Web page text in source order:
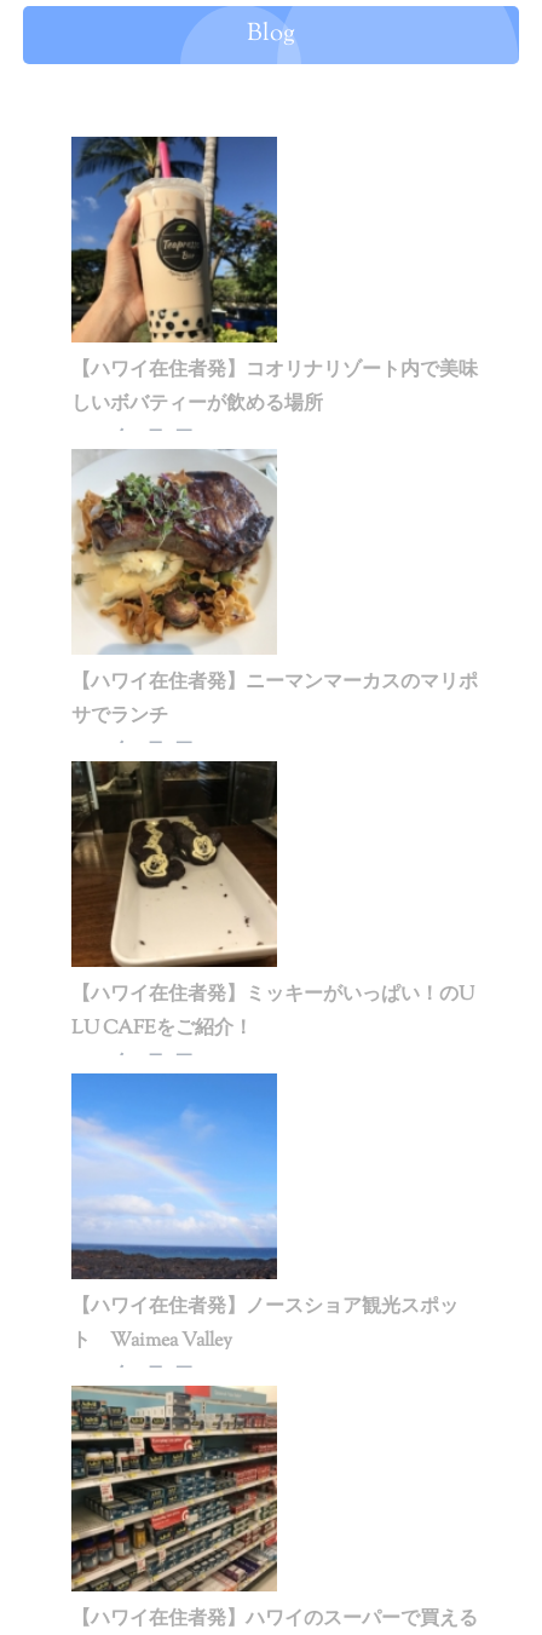
Blog
【ハワイ在住者発】コオリナリゾート内で美味
しいボバティーが飲める場所
2020年1月5日
【ハワイ在住者発】ニーマンマーカスのマリポ
サでランチ
2020年1月5日
【ハワイ在住者発】ミッキーがいっぱい！のU
LU CAFEをご紹介！
2020年1月5日
【ハワイ在住者発】ノースショア観光スポッ
ト Waimea Valley
2020年1月5日
【ハワイ在住者発】ハワイのスーパーで買える